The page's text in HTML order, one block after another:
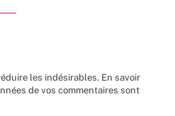
les indésirables. En savoir
de vos commentaires sont